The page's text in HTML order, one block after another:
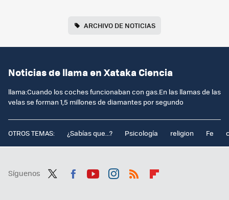
ARCHIVO DE NOTICIAS
Noticias de llama en Xataka Ciencia
llama:Cuando los coches funcionaban con gas.En las llamas de las
velas se forman 1,5 millones de diamantes por segundo
OTROS TEMAS: ¿Sabías que...? Psicología religion Fe
Síguenos